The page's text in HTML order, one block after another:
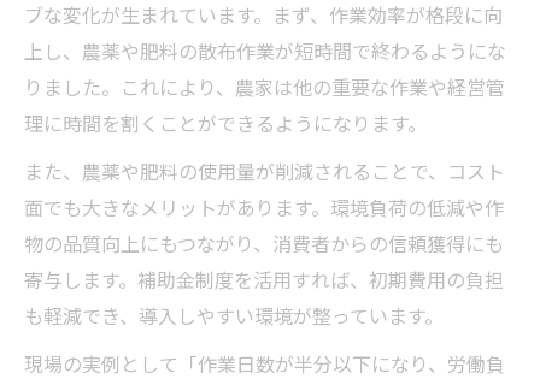
ブな変化が生まれています。まず、作業効率が格段に向
上し、農薬や肥料の散布作業が短時間で終わるようにな
りました。これにより、農家は他の重要な作業や経営管
理に時間を割くことができるようになります。
また、農薬や肥料の使用量が削減されることで、コスト
面でも大きなメリットがあります。環境負荷の低減や作
物の品質向上にもつながり、消費者からの信頼獲得にも
寄与します。補助金制度を活用すれば、初期費用の負担
も軽減でき、導入しやすい環境が整っています。
現場の実例として「作業日数が半分以下になり、労働負